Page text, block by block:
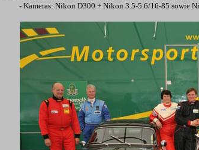
- Kameras: Nikon D300 + Nikon 3.5-5.6/16-85 sowie